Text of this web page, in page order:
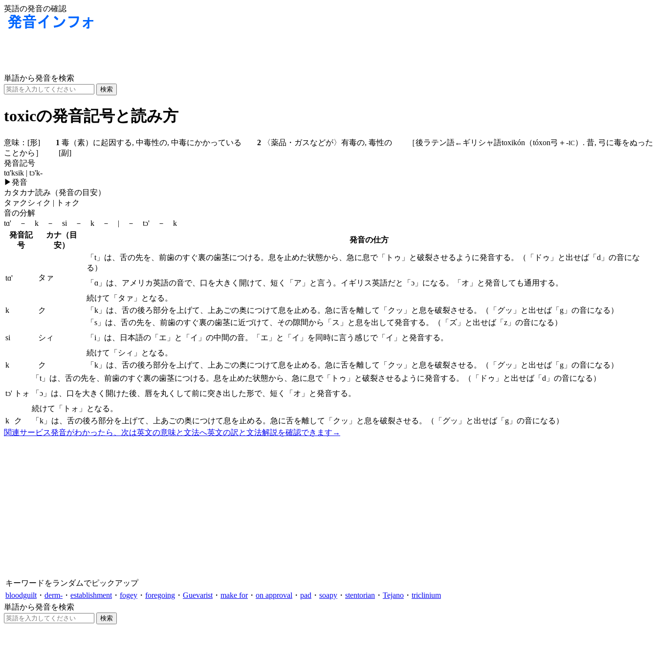
英語の発音の確認
単語から発音を検索
toxicの発音記号と読み方
意味： [形] 1 毒（素）に起因する, 中毒性の, 中毒にかかっている 2 〈薬品・ガスなどが〉有毒の, 毒性の ［後ラテン語←ギリシャ語toxikón（tóxon弓＋-IC ）. 昔, 弓に毒をぬった
ことから］ [副]
発音記号
tɑ'ksik | tɔ'k-
▶発音
カタカナ読み（発音の目安）
タァクシィク | トォク
音の分解
tɑ' － k － si － k － | － tɔ' － k
発音記
号
カナ（目
安）
発音の仕方
tɑ' タァ
「t」は、舌の先を、前歯のすぐ裏の歯茎につける。息を止めた状態から、急に息で「トゥ」と破裂させるように発音する。（「ドゥ」と出せば「d」の音にな
る）
「ɑ」は、アメリカ英語の音で、口を大きく開けて、短く「ア」と言う。イギリス英語だと「ɔ」になる。「オ」と発音しても通用する。
続けて「タァ」となる。
k
ク 「k」は、舌の後ろ部分を上げて、上あごの奥につけて息を止める。急に舌を離して「クッ」と息を破裂させる。（「グッ」と出せば「g」の音になる）
si シィ
「s」は、舌の先を、前歯のすぐ裏の歯茎に近づけて、その隙間から「ス」と息を出して発音する。（「ズ」と出せば「z」の音になる）
「i」は、日本語の「エ」と「イ」の中間の音。「エ」と「イ」を同時に言う感じで「イ」と発音する。
続けて「シィ」となる。
k
ク 「k」は、舌の後ろ部分を上げて、上あごの奥につけて息を止める。急に舌を離して「クッ」と息を破裂させる。（「グッ」と出せば「g」の音になる）
tɔ' トォ
「t」は、舌の先を、前歯のすぐ裏の歯茎につける。息を止めた状態から、急に息で「トゥ」と破裂させるように発音する。（「ドゥ」と出せば「d」の音になる）
「ɔ」は、口を大きく開けた後、唇を丸くして前に突き出した形で、短く「オ」と発音する。
続けて「トォ」となる。
k
ク
「k」は、舌の後ろ部分を上げて、上あごの奥につけて息を止める。急に舌を離して「クッ」と息を破裂させる。（「グッ」と出せば「g」の音になる）
関連サービス発音がわかったら、次は英文の意味と文法へ英文の訳と文法解説を確認できます →
キーワードをランダムでピックアップ
bloodguilt ・ derm- ・ establishment ・ fogey ・ foregoing ・ Guevarist ・ make for・ on approval ・ pad ・ soapy ・ stentorian ・ Tejano ・ triclinium
単語から発音を検索